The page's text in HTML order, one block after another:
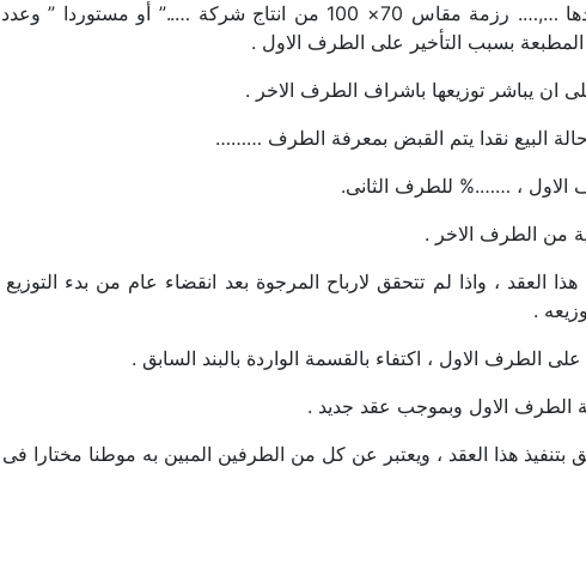
(البند الخامس) يلتزم الطرف الثانى بشراء كمية الورق اللازمة للطباعة وعددها …,…. رزمة مقاس 70× 100 من انتاج
بسبب التأخير على الطرف الاول .
ان يباشر توزيعها باشراف الطرف الاخر .
البيع نقدا يتم القبض بمعرفة الطرف ………
الاول ، …….% للطرف الثانى.
من الطرف الاخر .
هذا العقد ، واذا لم تتحقق لارباح المرجوة بعد انقضاء عام من بدء
.
الاول ، اكتفاء بالقسمة الواردة بالبند السابق .
الطرف الاول وبموجب عقد جديد .
هذا العقد ، ويعتبر عن كل من الطرفين المبين به موطنا مختارا فى